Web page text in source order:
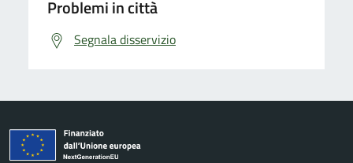
Problemi in città
Segnala disservizio